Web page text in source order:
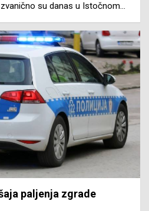
su danas u Istočnom…
paljenja zgrade